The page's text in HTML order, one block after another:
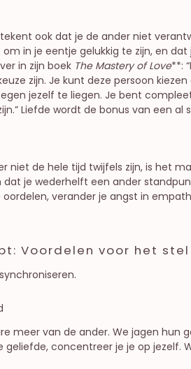
ook dat je de ander niet
in je eentje gelukkig te zijn, en
in zijn boek The Mastery of Love**:
zijn. Je kunt deze persoon
jezelf te liegen. Je bent
Liefde wordt de bonus van een al
niet de hele tijd twijfels zijn, is het
je wederhelft een ander
verander je angst in
Voordelen voor het stel
meer van de ander. We jagen hun
concentreer je je op jezelf.